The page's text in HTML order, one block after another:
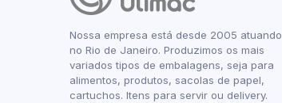
Nossa empresa está desde 2005 atuando
no Rio de Janeiro. Produzimos os mais
variados tipos de embalagens, seja para
alimentos, produtos, sacolas de papel,
cartuchos. Itens para servir ou delivery.